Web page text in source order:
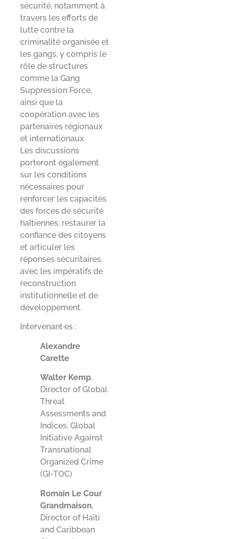
sécurité, notamment à
travers les efforts de
lutte contre la
criminalité organisée et
les gangs, y compris le
rôle de structures
comme la Gang
Suppression Force,
ainsi que la
coopération avec les
partenaires régionaux
et internationaux.
Les discussions
porteront également
sur les conditions
nécessaires pour
renforcer les capacités
des forces de sécurité
haïtiennes, restaurer la
confiance des citoyens
et articuler les
réponses sécuritaires
avec les impératifs de
reconstruction
institutionnelle et de
développement.
Intervenant·es :
Alexandre
Carette
Walter Kemp,
Director of Global
Threat
Assessments and
Indices, Global
Initiative Against
Transnational
Organized Crime
(GI-TOC)
Romain Le Cour
Grandmaison,
Director of Haiti
and Caribbean